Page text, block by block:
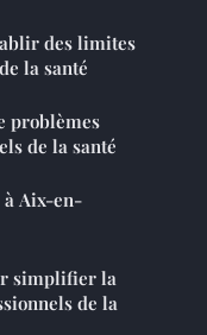
des limites
la santé
problèmes
de la santé
à Aix-en-
simplifier la
de la